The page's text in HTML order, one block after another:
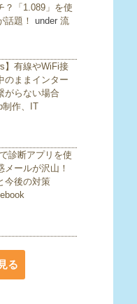
？「1.089」を使
話題！ under 流
】有線やWiFi接
のままインター
がらない場合
制作、IT
診断アプリを使
メールが沢山！
今後の対策
る